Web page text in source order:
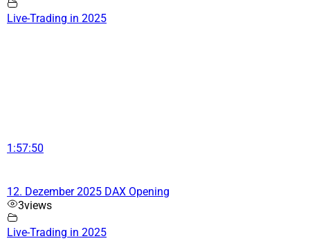
Live-Trading in 2025
1:57:50
12. Dezember 2025 DAX Opening
3views
Live-Trading in 2025